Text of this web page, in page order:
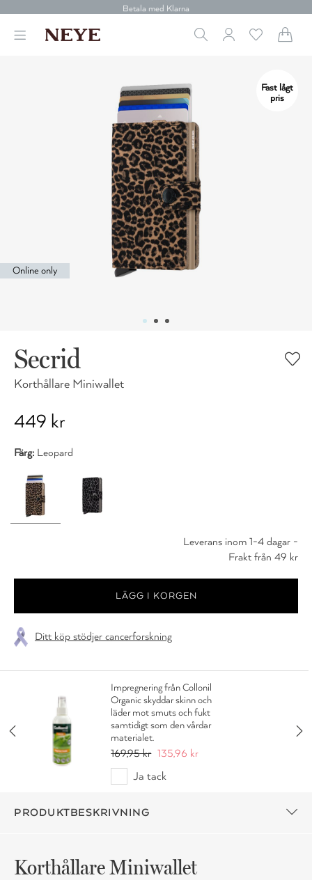
30 dagars retur
Leverans 1-4 arbetsdagar
Betala med Klarna
Fast lågt
pris
Online only
Secrid
Korthållare Miniwallet
449 kr
Färg: Leopard
Leverans inom 1-4 dagar -
Frakt från 49 kr
Ditt köp stödjer cancerforskning
Impregnering från Collonil
Organic skyddar skinn och
läder mot smuts och fukt
samtidigt som den vårdar
materialet.
169,95 kr 135,96 kr
Ja tack
PRODUKTBESKRIVNING
Korthållare Miniwallet